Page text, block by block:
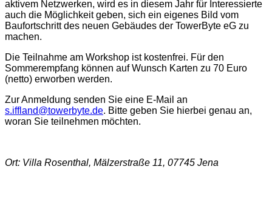
aktivem Netzwerken, wird es in diesem Jahr für Interessierte
auch die Möglichkeit geben, sich ein eigenes Bild vom
Baufortschritt des neuen Gebäudes der TowerByte eG zu
machen.
Die Teilnahme am Workshop ist kostenfrei. Für den
Sommerempfang können auf Wunsch Karten zu 70 Euro
(netto) erworben werden.
Zur Anmeldung senden Sie eine E-Mail an
s.iffland@towerbyte.de. Bitte geben Sie hierbei genau an,
woran Sie teilnehmen möchten.
Ort: Villa Rosenthal, Mälzerstraße 11, 07745 Jena